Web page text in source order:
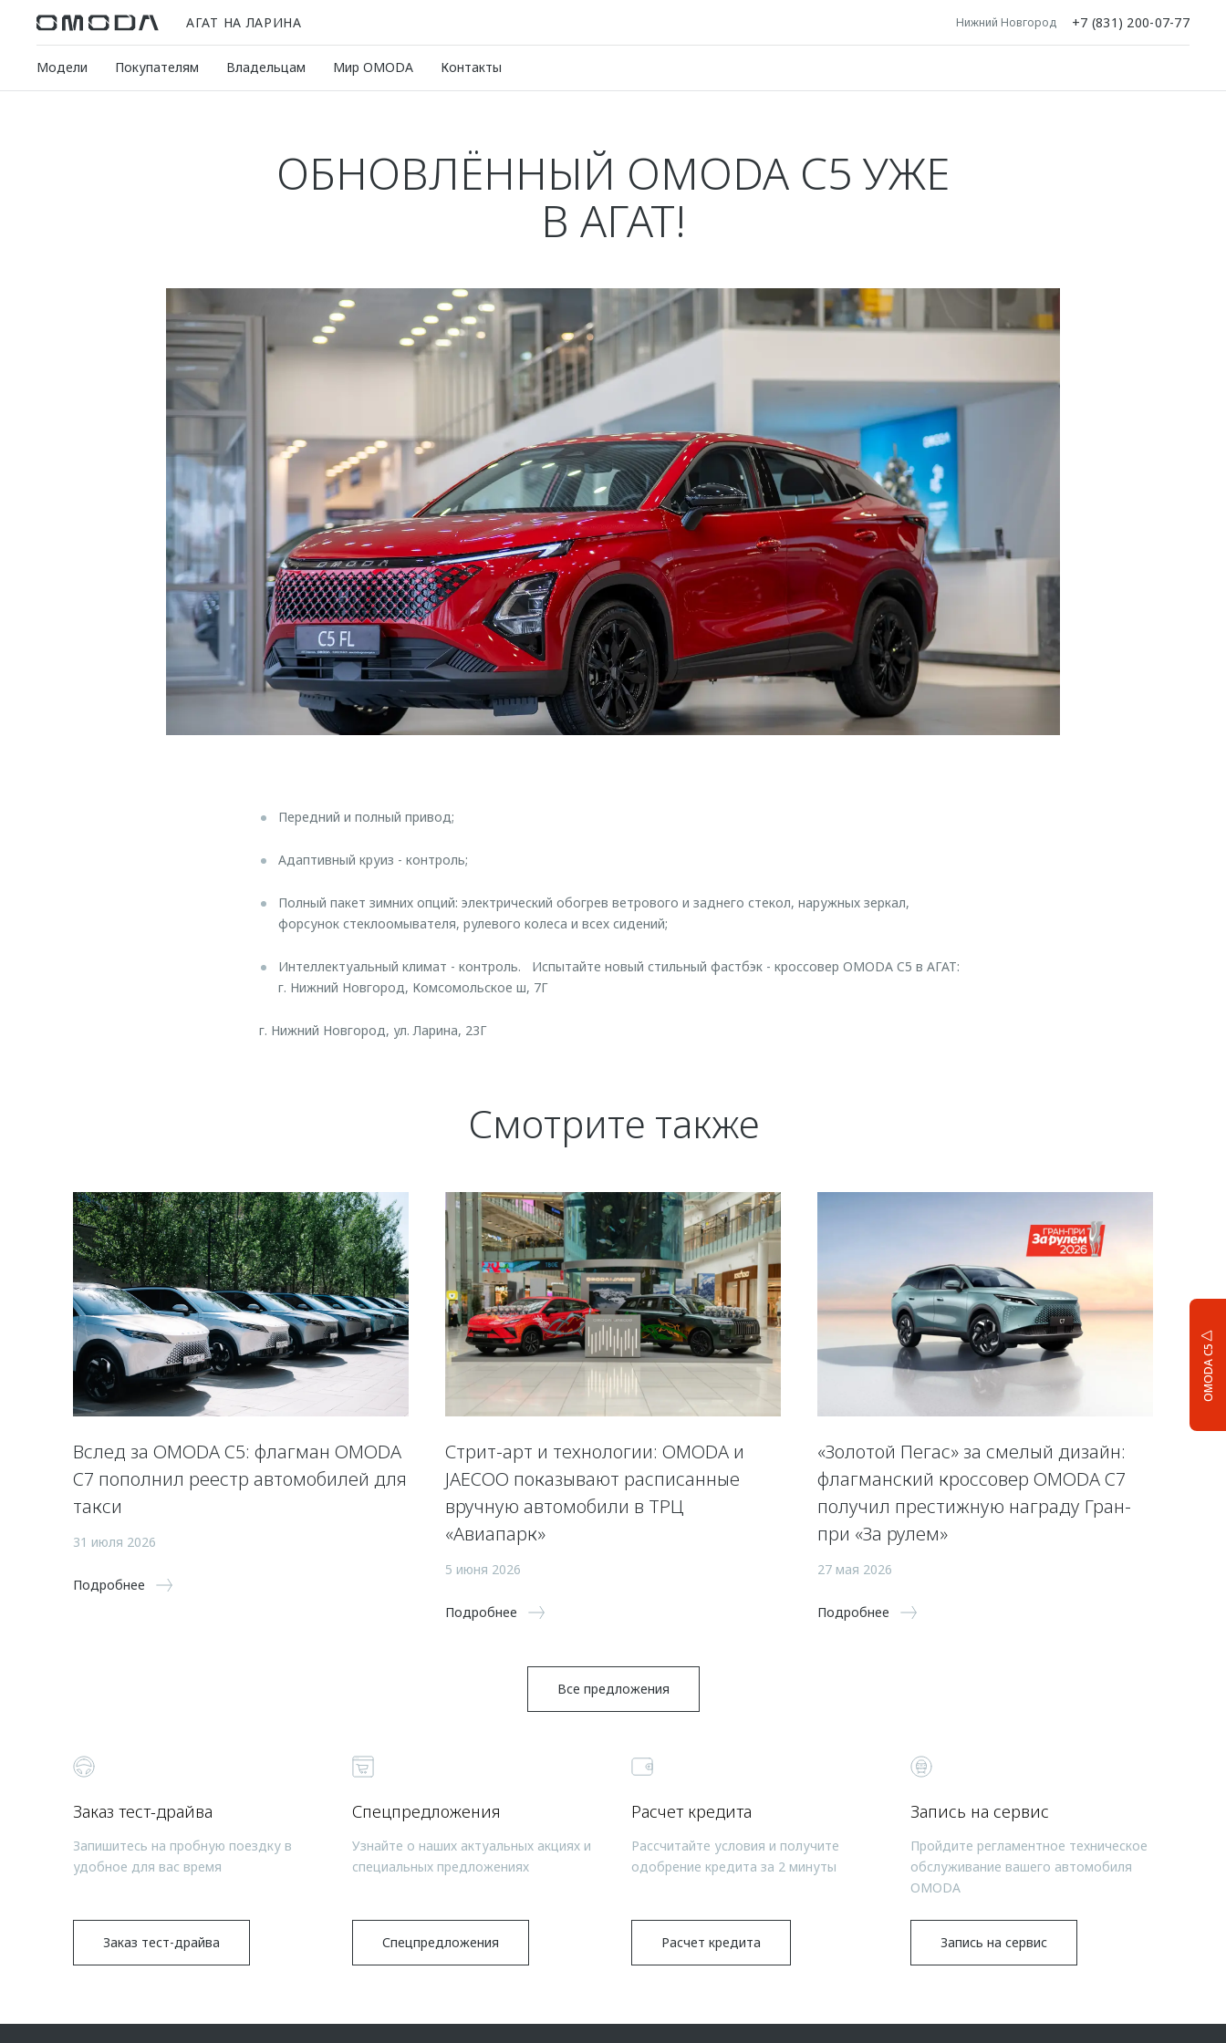
АГАТ НА ЛАРИНА Нижний Новгород +7 (831) 200-07-77
Модели Покупателям Владельцам Мир OMODA Контакты
OMODA C5
ОБНОВЛЁННЫЙ OMODA C5 УЖЕ
В АГАТ!
Передний и полный привод;
Адаптивный круиз - контроль;
Полный пакет зимних опций: электрический обогрев ветрового и заднего стекол, наружных зеркал,
форсунок стеклоомывателя, рулевого колеса и всех сидений;
Интеллектуальный климат - контроль. Испытайте новый стильный фастбэк - кроссовер OMODA C5 в АГАТ:
г. Нижний Новгород, Комсомольское ш, 7Г
г. Нижний Новгород, ул. Ларина, 23Г
Смотрите также
Вслед за OMODA C5: флагман OMODA
C7 пополнил реестр автомобилей для
такси
31 июля 2026
Подробнее
Стрит-арт и технологии: OMODA и
JAECOO показывают расписанные
вручную автомобили в ТРЦ
«Авиапарк»
5 июня 2026
Подробнее
«Золотой Пегас» за смелый дизайн:
флагманский кроссовер OMODA C7
получил престижную награду Гран-
при «За рулем»
27 мая 2026
Подробнее
Все предложения
Заказ тест-драйва
Запишитесь на пробную поездку в
удобное для вас время
Заказ тест-драйва
Спецпредложения
Узнайте о наших актуальных акциях и
специальных предложениях
Спецпредложения
Расчет кредита
Рассчитайте условия и получите
одобрение кредита за 2 минуты
Расчет кредита
Запись на сервис
Пройдите регламентное техническое
обслуживание вашего автомобиля
OMODA
Запись на сервис